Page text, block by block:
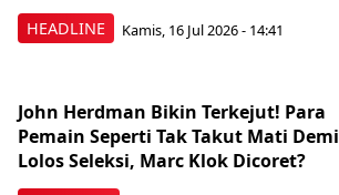
HEADLINE Kamis, 16 Jul 2026 - 14:41
John Herdman Bikin Terkejut! Para
Pemain Seperti Tak Takut Mati Demi
Lolos Seleksi, Marc Klok Dicoret?